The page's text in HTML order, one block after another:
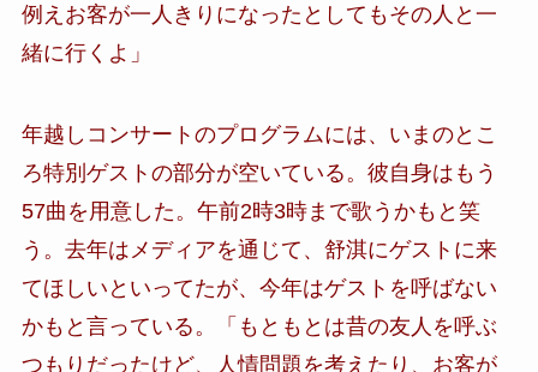
例えお客が一人きりになったとしてもその人と一
緒に行くよ」
年越しコンサートのプログラムには、いまのとこ
ろ特別ゲストの部分が空いている。彼自身はもう
57曲を用意した。午前2時3時まで歌うかもと笑
う。去年はメディアを通じて、舒淇にゲストに来
てほしいといってたが、今年はゲストを呼ばない
かもと言っている。「もともとは昔の友人を呼ぶ
つもりだったけど、人情問題を考えたり、お客が